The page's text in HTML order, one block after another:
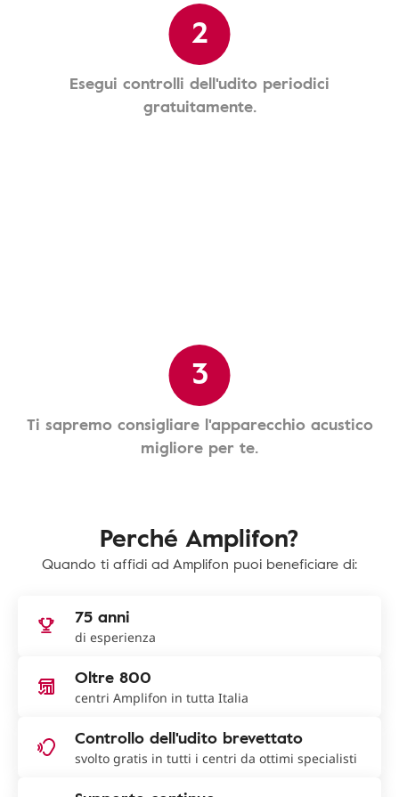
2
Esegui controlli dell'udito periodici
gratuitamente.
3
Ti sapremo consigliare l'apparecchio acustico
migliore per te.
Perché Amplifon?
Quando ti affidi ad Amplifon puoi beneficiare di:
75 anni
di esperienza
Oltre 800
centri Amplifon in tutta Italia
Controllo dell'udito brevettato
svolto gratis in tutti i centri da ottimi specialisti